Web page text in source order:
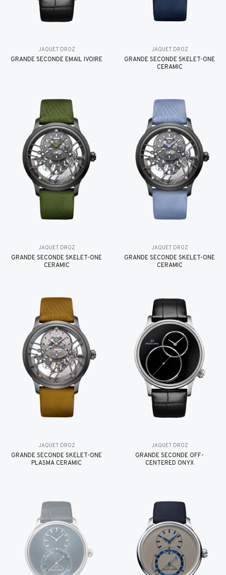
JAQUET DROZ
GRANDE SECONDE EMAIL IVOIRE
JAQUET DROZ
GRANDE SECONDE SKELET-ONE
CERAMIC
JAQUET DROZ
GRANDE SECONDE SKELET-ONE
CERAMIC
JAQUET DROZ
GRANDE SECONDE SKELET-ONE
CERAMIC
JAQUET DROZ
GRANDE SECONDE SKELET-ONE
PLASMA CERAMIC
JAQUET DROZ
GRANDE SECONDE OFF-
CENTERED ONYX